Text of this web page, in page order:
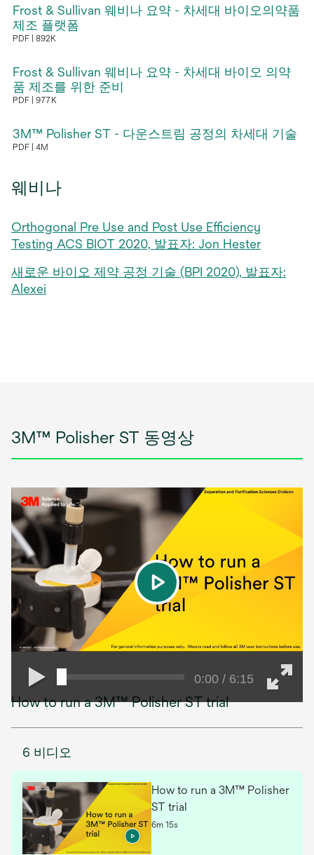
림
탭
에
서
림
Frost & Sullivan 웨비나 요약 - 차세대 바이오의약품
제조 플랫폼
PDF 892K
탭
에
서
림
Frost & Sullivan 웨비나 요약 - 차세대 바이오 의약
품 제조를 위한 준비
PDF 977K
탭
에
열
림
3M™ Polisher ST - 다운스트림 공정의 차세대 기술
PDF 4M
에
열
림
웨비나
Orthogonal Pre Use and Post Use Efficiency
Testing ACS BIOT 2020, 발표자: Jon Hester
새로운 바이오 제약 공정 기술 (BPI 2020), 발표자:
Alexei
3M™ Polisher ST 동영상
0:00 / 6:15
play
How to run a 3M™ Polisher ST trial
6 비디오
How to run a 3M™ Polisher
ST trial
6m 15s